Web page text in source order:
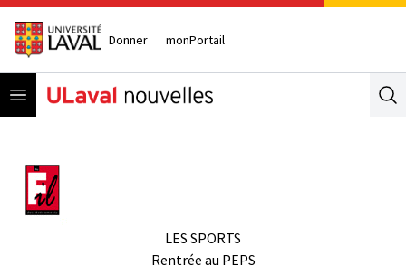
Donner monPortail
Open menu
LES SPORTS
Rentrée au PEPS